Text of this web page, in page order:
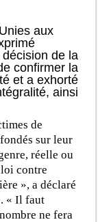
aux
de la
confirmer la
et a exhorté
ainsi
de
sur leur
réelle ou
contre
», a déclaré
« Il faut
ne fera